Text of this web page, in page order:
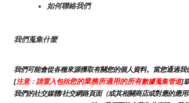
如何聯絡我們
我們蒐集什麼
我們可能會從各種來源獲取有關您的個人資料。當您通過
[注意：請置入包括您的業務所適用的所有數據蒐集管道]
我們的社交媒體/社交網路頁面（或其相關商店或對應的應